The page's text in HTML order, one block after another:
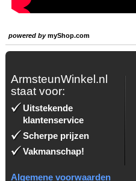
powered bymyShop.com
ArmsteunWinkel.nl
staat voor:
Uitstekende
klantenservice
Scherpe prijzen
Vakmanschap!
Algemene voorwaarden